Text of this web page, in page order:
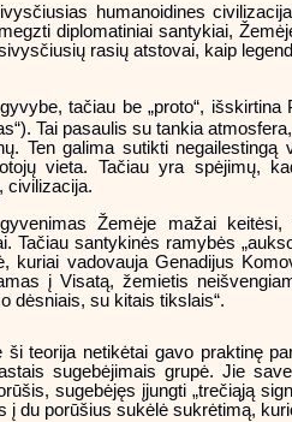
humanoidines
diplomatiniai santykiai,
rasių atstovai, kaip
tačiau be „proto“,
Tai pasaulis su tankia
Ten galima sutikti
vieta. Tačiau yra spėjimų,
civilizacija.
Žemėje mažai
Tačiau santykinės ramybės
kuriai vadovauja Genadijus
į Visatą, žemietis
dėsniais, su kitais tikslais“.
ši teorija netikėtai gavo praktinę
sugebėjimais grupė. Jie
sugebėjęs įjungti „trečiąją
į du porūšius sukėlė sukrėtimą,